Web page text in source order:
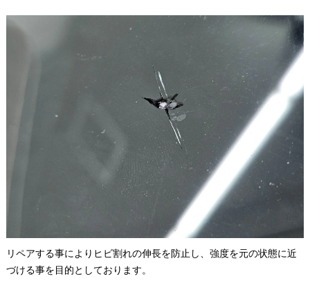
リペアする事によりヒビ割れの伸長を防止し、強度を元の状態に近
づける事を目的としております。